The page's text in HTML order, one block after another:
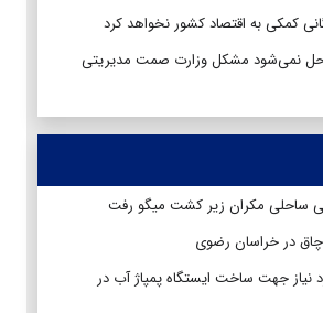
کمکی به اقتصاد کشور نخواهد کرد
نمی‌شود مشکل وزارت صمت مدیریتی
در خراسان رضوی
نیاز جهت ساخت ایستگاه پمپاژ آب در